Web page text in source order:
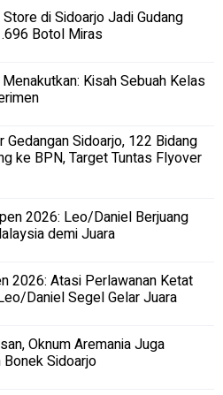
di Sidoarjo Jadi Gudang
Botol Miras
Kisah Sebuah Kelas
Sidoarjo, 122 Bidang
ke BPN, Target Tuntas Flyover
2026: Leo/Daniel Berjuang
demi Juara
2026: Atasi Perlawanan Ketat
Daniel Segel Gelar Juara
Oknum Aremania Juga
Sidoarjo